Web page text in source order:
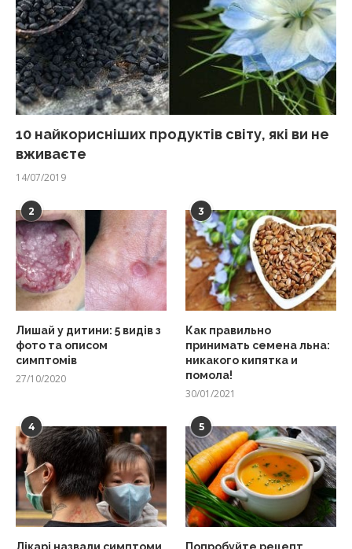
10 найкорисніших продуктів світу, які ви не
вживаєте
14/07/2019
2
Лишай у дитини: 5 видів з
фото та описом
симптомів
27/10/2020
3
Как правильно
принимать семена льна:
никакого кипятка и
помола!
30/01/2021
4
Лікарі назвали симптоми
5
Попробуйте рецепт